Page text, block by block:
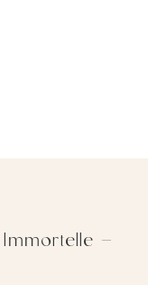
–